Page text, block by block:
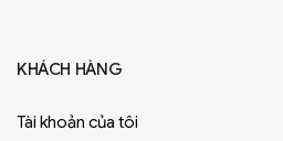
KHÁCH HÀNG
Tài khoản của tôi